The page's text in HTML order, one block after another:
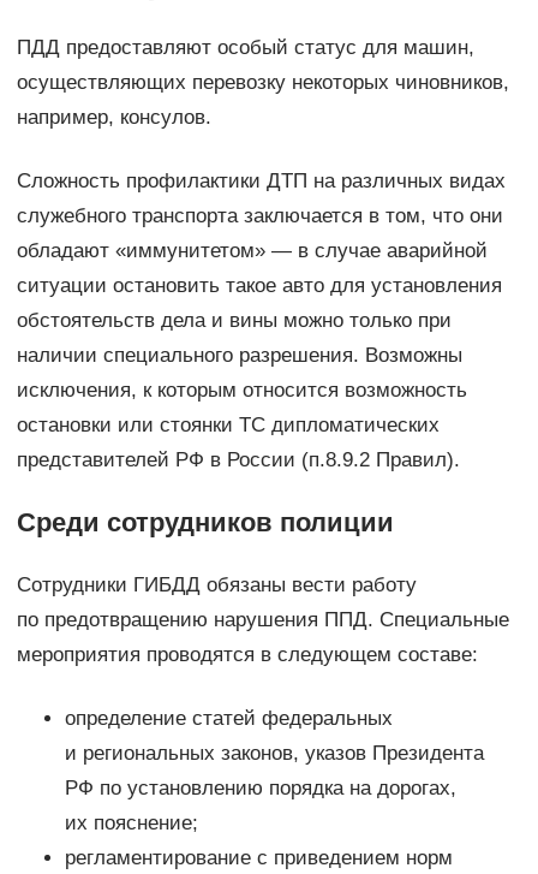
ПДД предоставляют особый статус для машин,
осуществляющих перевозку некоторых чиновников,
например, консулов.
Сложность профилактики ДТП на различных видах
служебного транспорта заключается в том, что они
обладают «иммунитетом» — в случае аварийной
ситуации остановить такое авто для установления
обстоятельств дела и вины можно только при
наличии специального разрешения. Возможны
исключения, к которым относится возможность
остановки или стоянки ТС дипломатических
представителей РФ в России (п.8.9.2 Правил).
Среди сотрудников полиции
Сотрудники ГИБДД обязаны вести работу
по предотвращению нарушения ППД. Специальные
мероприятия проводятся в следующем составе:
определение статей федеральных
и региональных законов, указов Президента
РФ по установлению порядка на дорогах,
их пояснение;
регламентирование с приведением норм